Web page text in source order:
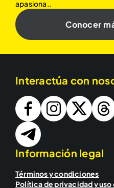
apasiona..
Conocer
Interactúa con
Información legal
Términos y condiciones
Política de privacidad y